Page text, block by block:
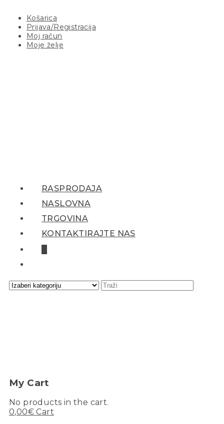
Košarica
Prijava/Registracija
Moj račun
Moje želje
RASPRODAJA
NASLOVNA
TRGOVINA
KONTAKTIRAJTE NAS
My Cart
No products in the cart.
0,00€ Cart